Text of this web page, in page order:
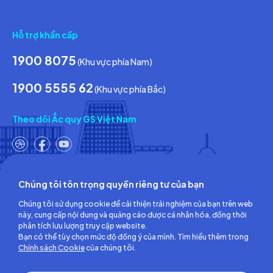
Hỗ trợ khẩn cấp
1900 8075(Khu vực phía Nam)
1900 5555 62(Khu vực phía Bắc)
Theo dõi Ắc quy GS Việt Nam
Công ty TNHH Ắc quy GS Việt Nam
Số 18, đường số 3, KCN Việt Nam-Singapore,
Phường Bình Hòa, TP.Hồ Chí Minh, Việt Nam
ĐT: (0274) 3756 360 - Fax: (0274) 3756 362
Giấy chứng nhận đăng ký kinh doanh số: 3700255457 do Sở Kế
hoạch và Đầu tư Tỉnh Bình Dương cấp lần đầu ngày 30/06/2008
Chúng tôi tôn trọng quyền riêng tư của bạn
Chúng tôi sử dụng cookie để cải thiện trải nghiệm của bạn trên web
này, cung cấp nội dung và quảng cáo được cá nhân hóa, đồng thời
phân tích lưu lượng truy cập website.
Bạn có thể tùy chọn mức độ đồng ý của mình. Tìm hiểu thêm trong
Chính sách Cookiecủa chúng tôi.